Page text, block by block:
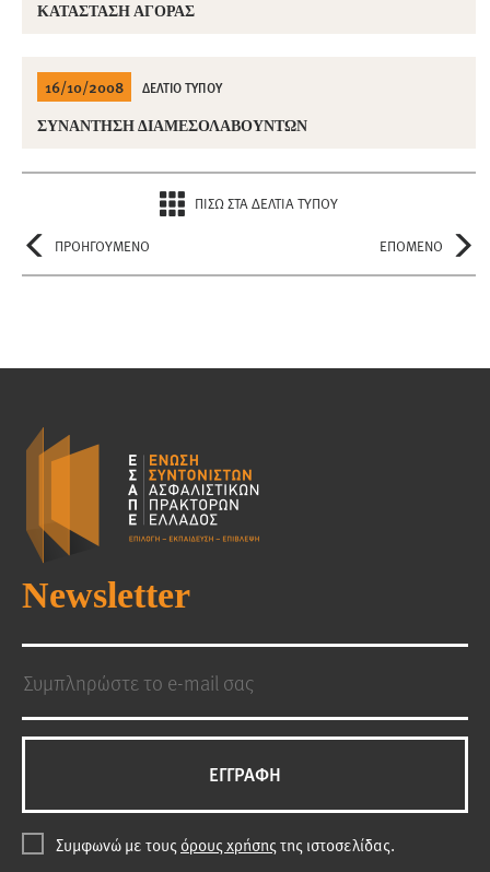
ΚΑΤΑΣΤΑΣΗ ΑΓΟΡΑΣ
16/10/2008 ΔΕΛΤΙΟ ΤΥΠΟΥ
ΣΥΝΑΝΤΗΣΗ ΔΙΑΜΕΣΟΛΑΒΟΥΝΤΩΝ
ΠΙΣΩ ΣΤΑ ΔΕΛΤΙΑ ΤΥΠΟΥ
ΠΡΟΗΓΟΥΜΕΝΟ
ΕΠΟΜΕΝΟ
Newsletter
EΓΓΡΑΦΗ
Συμφωνώ με τους όρους χρήσηςτης ιστοσελίδας.